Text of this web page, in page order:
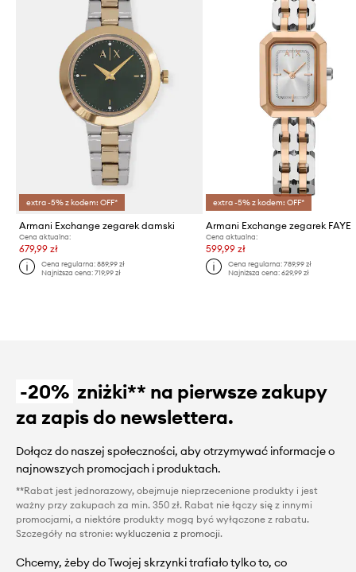
extra -5% z kodem: OFF*
Armani Exchange zegarek damski
Cena aktualna:
679,99 zł
Cena regularna:889,99 zł
Najniższa cena:719,99 zł
extra -5% z kodem: OFF*
Armani Exchange zegarek FAYE
Cena aktualna:
599,99 zł
Cena regularna: 789,99 zł
Najniższa cena: 629,99 zł
-20% zniżki** na pierwsze zakupy
za zapis do newslettera.
Dołącz do naszej społeczności, aby otrzymywać informacje o
najnowszych promocjach i produktach.
**Rabat jest jednorazowy, obejmuje nieprzecenione produkty i jest
ważny przy zakupach za min. 350 zł. Rabat nie łączy się z innymi
promocjami, a niektóre produkty mogą być wyłączone z rabatu.
Szczegóły na stronie: wykluczenia z promocji.
Chcemy, żeby do Twojej skrzynki trafiało tylko to, co